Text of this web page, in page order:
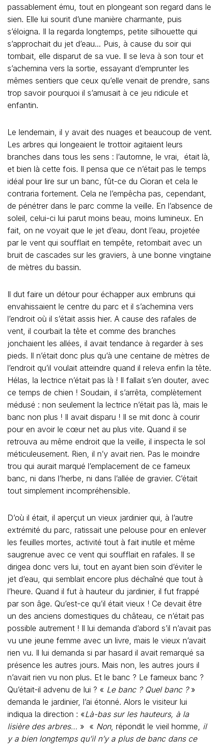
passablement ému, tout en plongeant son regard dans le
sien. Elle lui sourit d’une manière charmante, puis
s’éloigna. Il la regarda longtemps, petite silhouette qui
s’approchait du jet d’eau… Puis, à cause du soir qui
tombait, elle disparut de sa vue. Il se leva à son tour et
s’achemina vers la sortie, essayant d’emprunter les
mêmes sentiers que ceux qu’elle venait de prendre, sans
trop savoir pourquoi il s’amusait à ce jeu ridicule et
enfantin.
Le lendemain, il y avait des nuages et beaucoup de vent.
Les arbres qui longeaient le trottoir agitaient leurs
branches dans tous les sens : l’automne, le vrai, était là,
et bien là cette fois. Il pensa que ce n’était pas le temps
idéal pour lire sur un banc, fût-ce du Cioran et cela le
contraria fortement. Cela ne l’empêcha pas, cependant,
de pénétrer dans le parc comme la veille. En l’absence de
soleil, celui-ci lui parut moins beau, moins lumineux. En
fait, on ne voyait que le jet d’eau, dont l’eau, projetée
par le vent qui soufflait en tempête, retombait avec un
bruit de cascades sur les graviers, à une bonne vingtaine
de mètres du bassin.
Il dut faire un détour pour échapper aux embruns qui
envahissaient le centre du parc et il s’achemina vers
l’endroit où il s’était assis hier. A cause des rafales de
vent, il courbait la tête et comme des branches
jonchaient les allées, il avait tendance à regarder à ses
pieds. Il n’était donc plus qu’à une centaine de mètres de
l’endroit qu’il voulait atteindre quand il releva enfin la tête.
Hélas, la lectrice n’était pas là ! Il fallait s’en douter, avec
ce temps de chien ! Soudain, il s’arrêta, complètement
médusé : non seulement la lectrice n’était pas là, mais le
banc non plus ! Il avait disparu ! Il se mit donc à courir
pour en avoir le cœur net au plus vite. Quand il se
retrouva au même endroit que la veille, il inspecta le sol
méticuleusement. Rien, il n’y avait rien. Pas le moindre
trou qui aurait marqué l’emplacement de ce fameux
banc, ni dans l’herbe, ni dans l’allée de gravier. C’était
tout simplement incompréhensible.
D’où il était, il aperçut un vieux jardinier qui, à l’autre
extrémité du parc, ratissait une pelouse pour en enlever
les feuilles mortes, activité tout à fait inutile et même
saugrenue avec ce vent qui soufflait en rafales. Il se
dirigea donc vers lui, tout en ayant bien soin d’éviter le
jet d’eau, qui semblait encore plus déchaîné que tout à
l’heure. Quand il fut à hauteur du jardinier, il fut frappé
par son âge. Qu’est-ce qu’il était vieux ! Ce devait être
un des anciens domestiques du château, ce n’était pas
possible autrement ! Il lui demanda d’abord s’il n’avait pas
vu une jeune femme avec un livre, mais le vieux n’avait
rien vu. Il lui demanda si par hasard il avait remarqué sa
présence les autres jours. Mais non, les autres jours il
n’avait rien vu non plus. Et le banc ? Le fameux banc ?
Qu’était-il advenu de lui ? « Le banc ? Quel banc ?»
demanda le jardinier, l’ai étonné. Alors le visiteur lui
indiqua la direction : «Là-bas sur les hauteurs, à la
lisière des arbres… » « Non, répondit le vieil homme, il
y a bien longtemps qu’il n’y a plus de banc dans ce